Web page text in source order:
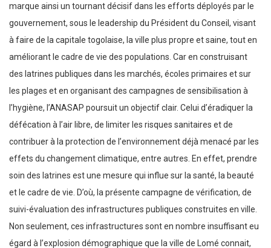
marque ainsi un tournant décisif dans les efforts déployés par le
gouvernement, sous le leadership du Président du Conseil, visant
à faire de la capitale togolaise, la ville plus propre et saine, tout en
améliorant le cadre de vie des populations. Car en construisant
des latrines publiques dans les marchés, écoles primaires et sur
les plages et en organisant des campagnes de sensibilisation à
l’hygiène, l’ANASAP poursuit un objectif clair. Celui d’éradiquer la
défécation à l’air libre, de limiter les risques sanitaires et de
contribuer à la protection de l’environnement déjà menacé par les
effets du changement climatique, entre autres. En effet, prendre
soin des latrines est une mesure qui influe sur la santé, la beauté
et le cadre de vie. D’où, la présente campagne de vérification, de
suivi-évaluation des infrastructures publiques construites en ville.
Non seulement, ces infrastructures sont en nombre insuffisant eu
égard à l’explosion démographique que la ville de Lomé connait,